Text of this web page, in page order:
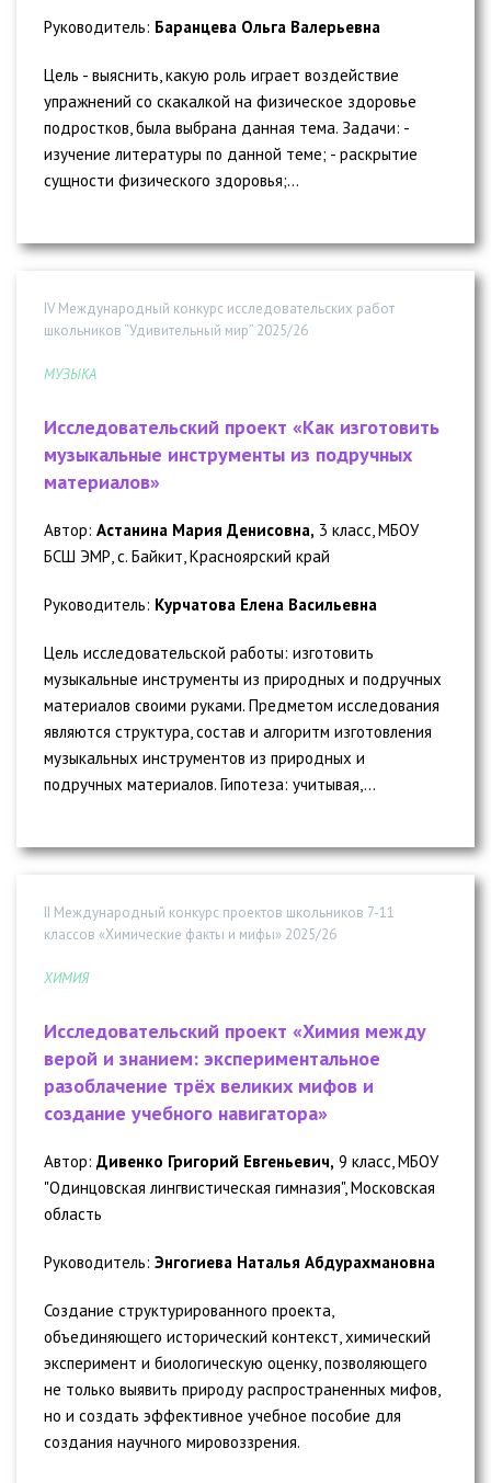
Руководитель: Баранцева Ольга Валерьевна
Цель - выяснить, какую роль играет воздействие
упражнений со скакалкой на физическое здоровье
подростков, была выбрана данная тема. Задачи: -
изучение литературы по данной теме; - раскрытие
сущности физического здоровья;...
IV Международный конкурс исследовательских работ
школьников “Удивительный мир” 2025/26
МУЗЫКА
Исследовательский проект «Как изготовить
музыкальные инструменты из подручных
материалов»
Автор: Астанина Мария Денисовна, 3 класс, МБОУ
БСШ ЭМР, с. Байкит, Красноярский край
Руководитель: Курчатова Елена Васильевна
Цель исследовательской работы: изготовить
музыкальные инструменты из природных и подручных
материалов своими руками. Предметом исследования
являются структура, состав и алгоритм изготовления
музыкальных инструментов из природных и
подручных материалов. Гипотеза: учитывая,...
II Международный конкурс проектов школьников 7-11
классов «Химические факты и мифы» 2025/26
ХИМИЯ
Исследовательский проект «Химия между
верой и знанием: экспериментальное
разоблачение трёх великих мифов и
создание учебного навигатора»
Автор: Дивенко Григорий Евгеньевич, 9 класс, МБОУ
"Одинцовская лингвистическая гимназия", Московская
область
Руководитель: Энгогиева Наталья Абдурахмановна
Создание структурированного проекта,
объединяющего исторический контекст, химический
эксперимент и биологическую оценку, позволяющего
не только выявить природу распространенных мифов,
но и создать эффективное учебное пособие для
создания научного мировоззрения.